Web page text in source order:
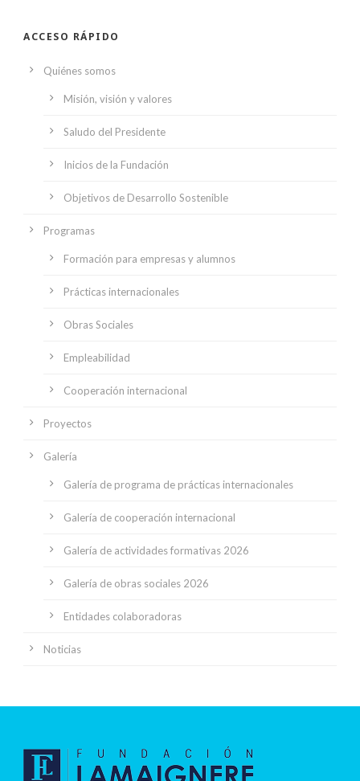
ACCESO RÁPIDO
Quiénes somos
Misión, visión y valores
Saludo del Presidente
Inicios de la Fundación
Objetivos de Desarrollo Sostenible
Programas
Formación para empresas y alumnos
Prácticas internacionales
Obras Sociales
Empleabilidad
Cooperación internacional
Proyectos
Galería
Galería de programa de prácticas internacionales
Galería de cooperación internacional
Galería de actividades formativas 2026
Galería de obras sociales 2026
Entidades colaboradoras
Noticias